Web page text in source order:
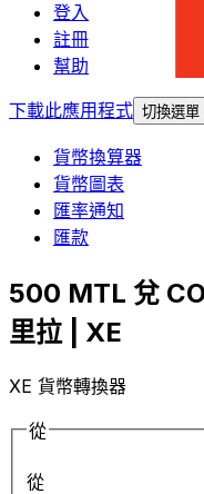
登入
註冊
幫助
下載此應用程式 切換選單
貨幣換算器
貨幣圖表
匯率通知
匯款
500 MTL 兌
里拉 | XE
XE 貨幣轉換器
從
從